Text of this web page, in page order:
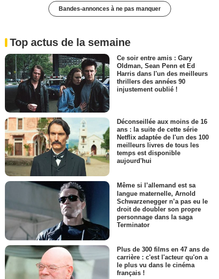
Bandes-annonces à ne pas manquer
Top actus de la semaine
Ce soir entre amis : Gary
Oldman, Sean Penn et Ed
Harris dans l'un des meilleurs
thrillers des années 90
injustement oublié !
Déconseillée aux moins de 16
ans : la suite de cette série
Netflix adaptée de l'un des 100
meilleurs livres de tous les
temps est disponible
aujourd'hui
Même si l’allemand est sa
langue maternelle, Arnold
Schwarzenegger n’a pas eu le
droit de doubler son propre
personnage dans la saga
Terminator
Plus de 300 films en 47 ans de
carrière : c'est l'acteur qu'on a
le plus vu dans le cinéma
français !